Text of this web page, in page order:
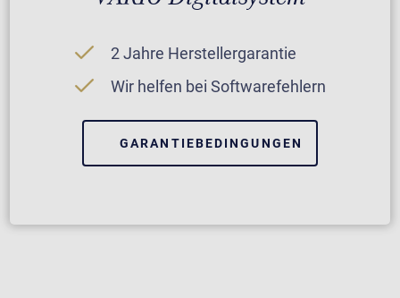
2 Jahre Herstellergarantie
Wir helfen bei Softwarefehlern
GARANTIEBEDINGUNGEN